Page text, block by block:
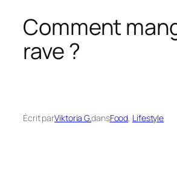
Comment
rave ?
Écrit parViktoria G.dansFood, Lifestyle